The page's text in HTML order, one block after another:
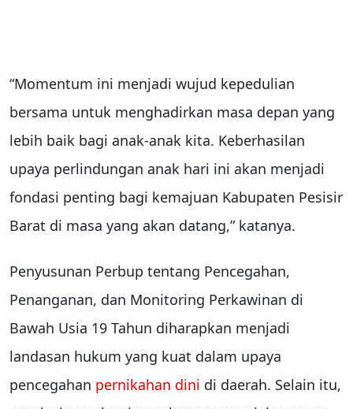
“Momentum ini menjadi wujud kepedulian
bersama untuk menghadirkan masa depan yang
lebih baik bagi anak-anak kita. Keberhasilan
upaya perlindungan anak hari ini akan menjadi
fondasi penting bagi kemajuan Kabupaten Pesisir
Barat di masa yang akan datang,” katanya.
Penyusunan Perbup tentang Pencegahan,
Penanganan, dan Monitoring Perkawinan di
Bawah Usia 19 Tahun diharapkan menjadi
landasan hukum yang kuat dalam upaya
pencegahan pernikahan dini di daerah. Selain itu,